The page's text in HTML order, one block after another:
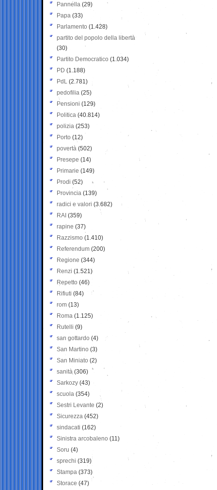
Pannella (29)
Papa (33)
Parlamento (1.428)
partito del popolo della libertà
(30)
Partito Democratico (1.034)
PD (1.188)
PdL (2.781)
pedofilia (25)
Pensioni (129)
Politica (40.814)
polizia (253)
Porto (12)
povertà (502)
Presepe (14)
Primarie (149)
Prodi (52)
Provincia (139)
radici e valori (3.682)
RAI (359)
rapine (37)
Razzismo (1.410)
Referendum (200)
Regione (344)
Renzi (1.521)
Repetto (46)
Rifiuti (84)
rom (13)
Roma (1.125)
Rutelli (9)
san gottardo (4)
San Martino (3)
San Miniato (2)
sanità (306)
Sarkozy (43)
scuola (354)
Sestri Levante (2)
Sicurezza (452)
sindacati (162)
Sinistra arcobaleno (11)
Soru (4)
sprechi (319)
Stampa (373)
Storace (47)